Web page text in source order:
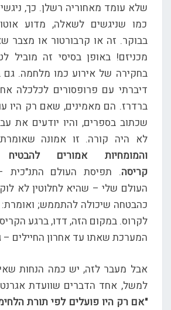
שלא עומד מאחוריה רשלן. כך,
כמו שניגשים לשאלה, מדוע
בבוקר. זה או קרבורטור או מצבר
מכניזם! באופן בסיסי זה מוביל
בחקירה של אירוע כמו מלחמה. גם
דיברתי עם פרופסורים לכלכלה
ברדרז. הם מאמינים, שאם רק היו
שכתוב בספרים, והיו יודעים את
לא היה קורה. זו אמונה
והמומחיות אמורים
קריסה. תפיסת העולם התנ"כית
העולם שלי – שהיא לחלוטין לא
כהבטחה שיכולה להתממש; ואומרת:
לקרוס. במקום הזה, דדו, ברגע
המערכת שאתו עד אחרון החיילים –
אבל מעבר לזה, יש כמה הנחות
למשל, אחד הדברים שוועדת
"אם רק היו פועלים לפי תורת